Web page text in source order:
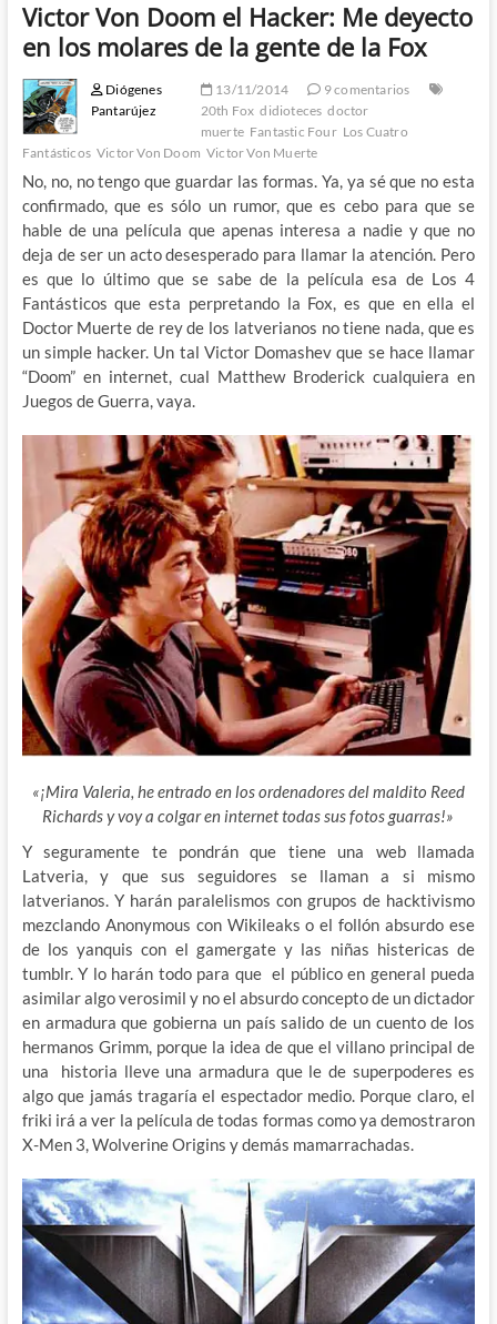
Victor Von Doom el Hacker: Me deyecto
en los molares de la gente de la Fox
Diógenes
Pantarújez
13/11/2014
9 comentarios
20th Fox didioteces doctor
muerte Fantastic Four Los Cuatro
Fantásticos Victor Von Doom Victor Von Muerte
No, no, no tengo que guardar las formas. Ya, ya sé que no esta
confirmado, que es sólo un rumor, que es cebo para que se
hable de una película que apenas interesa a nadie y que no
deja de ser un acto desesperado para llamar la atención. Pero
es que lo último que se sabe de la película esa de Los 4
Fantásticos que esta perpretando la Fox, es que en ella el
Doctor Muerte de rey de los latverianos no tiene nada, que es
un simple hacker. Un tal Victor Domashev que se hace llamar
“Doom” en internet, cual Matthew Broderick cualquiera en
Juegos de Guerra, vaya.
«¡Mira Valeria, he entrado en los ordenadores del maldito Reed
Richards y voy a colgar en internet todas sus fotos guarras!»
Y seguramente te pondrán que tiene una web llamada
Latveria, y que sus seguidores se llaman a si mismo
latverianos. Y harán paralelismos con grupos de hacktivismo
mezclando Anonymous con Wikileaks o elfollón absurdo ese
de los yanquis con el gamergate y las niñas histericas de
tumblr. Y lo harán todo para que el público en general pueda
asimilar algo verosimil y no el absurdo concepto de un dictador
en armadura que gobierna un país salido de un cuento de los
hermanos Grimm, porque la idea de que el villano principal de
una historia lleve una armadura que le de superpoderes es
algo que jamás tragaría el espectador medio. Porque claro, el
friki irá a ver la película de todas formas como ya demostraron
X-Men 3, Wolverine Origins y demás mamarrachadas.